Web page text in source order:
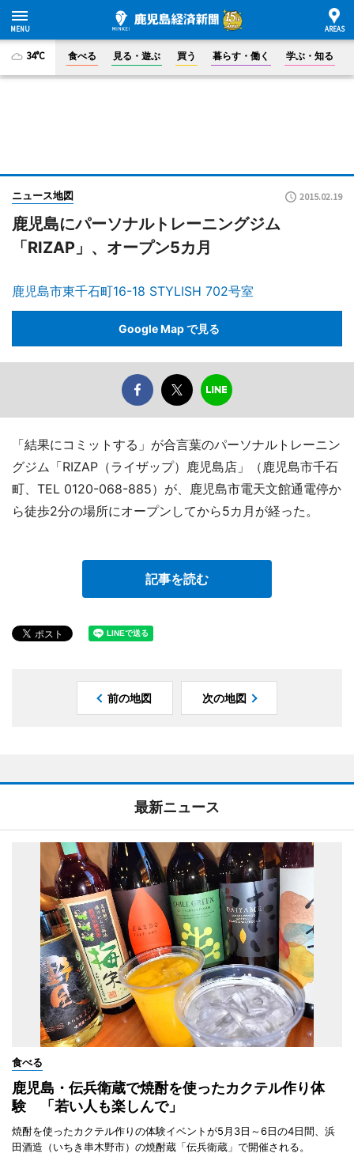
34°C 食べる 見る・遊ぶ 買う 暮らす・働く 学ぶ・知る
ニュース地図 2015.02.19
鹿児島にパーソナルトレーニングジム
「RIZAP」、オープン5カ月
鹿児島市東千石町16-18 STYLISH 702号室
Google Map で見る
「結果にコミットする」が合言葉のパーソナルトレーニン
グジム「RIZAP（ライザップ）鹿児島店」（鹿児島市千石
町、TEL 0120-068-885）が、鹿児島市電天文館通電停か
ら徒歩2分の場所にオープンしてから5カ月が経った。
記事を読む
前の地図 次の地図
最新ニュース
食べる
鹿児島・伝兵衛蔵で焼酎を使ったカクテル作り体
験 「若い人も楽しんで」
焼酎を使ったカクテル作りの体験イベントが5月3日～6日の4日間、浜
田酒造（いちき串木野市）の焼酎蔵「伝兵衛蔵」で開催される。